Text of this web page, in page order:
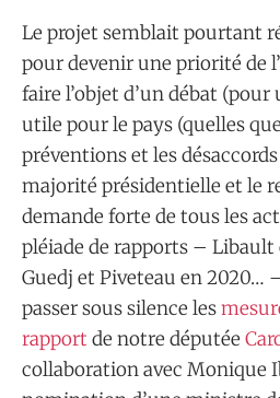
Le projet semblait pourtant
pour devenir une priorité de
faire l’objet d’un débat
utile pour le pays (quelles
préventions et les
majorité présidentielle et le
demande forte de tous les
pléiade de rapports – Libault
Guedj et Piveteau en 2020…
passer sous silence les
rapport de notre députée
collaboration avec Monique